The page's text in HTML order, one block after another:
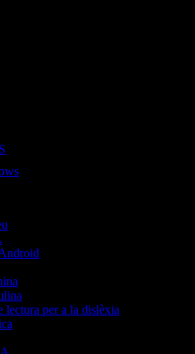
lectura per a la dislèxia